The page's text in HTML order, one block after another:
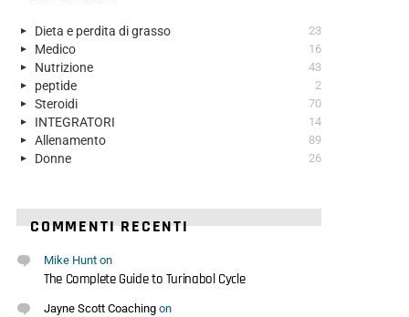
Dieta e perdita di grasso 23
Medico 16
Nutrizione 43
peptide 2
Steroidi 70
INTEGRATORI 14
Allenamento 89
Donne 26
COMMENTI RECENTI
Mike Hunt on
The Complete Guide to Turinabol Cycle
Jayne Scott Coaching on